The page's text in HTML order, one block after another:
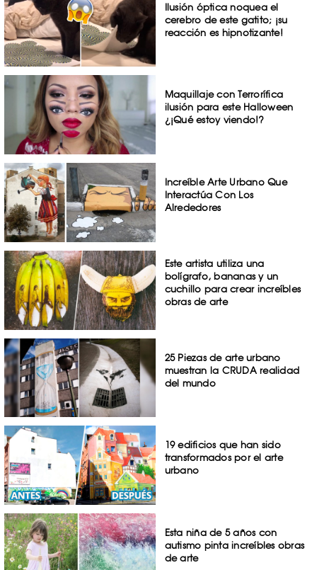
Ilusión óptica noquea el
cerebro de este gatito; ¡su
reacción es hipnotizante!
Maquillaje con Terrorífica
ilusión para este Halloween
¿¡Qué estoy viendo!?
Increíble Arte Urbano Que
Interactúa Con Los
Alrededores
Este artista utiliza una
bolígrafo, bananas y un
cuchillo para crear increíbles
obras de arte
25 Piezas de arte urbano
muestran la CRUDA realidad
del mundo
19 edificios que han sido
transformados por el arte
urbano
Esta niña de 5 años con
autismo pinta increíbles obras
de arte